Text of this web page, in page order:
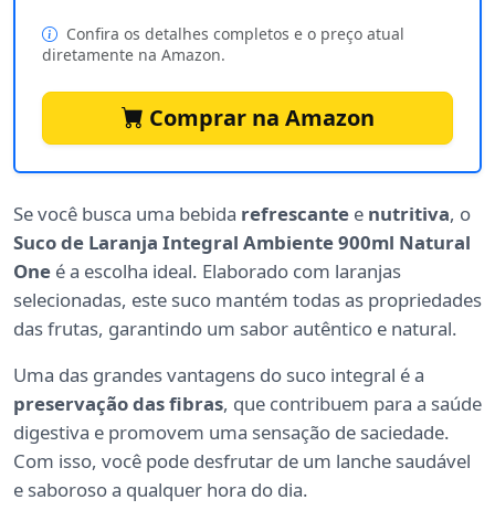
Confira os detalhes completos e o preço atual
diretamente na Amazon.
Comprar na Amazon
Se você busca uma bebida refrescante e nutritiva, o
Suco de Laranja Integral Ambiente 900ml Natural
One é a escolha ideal. Elaborado com laranjas
selecionadas, este suco mantém todas as propriedades
das frutas, garantindo um sabor autêntico e natural.
Uma das grandes vantagens do suco integral é a
preservação das fibras, que contribuem para a saúde
digestiva e promovem uma sensação de saciedade.
Com isso, você pode desfrutar de um lanche saudável
e saboroso a qualquer hora do dia.